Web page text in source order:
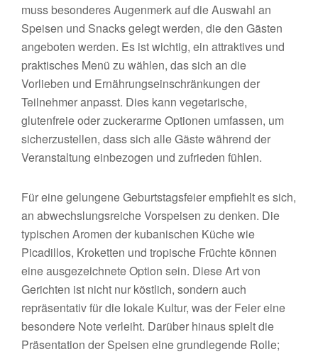
muss besonderes Augenmerk auf die Auswahl an
Speisen und Snacks gelegt werden, die den Gästen
angeboten werden. Es ist wichtig, ein attraktives und
praktisches Menü zu wählen, das sich an die
Vorlieben und Ernährungseinschränkungen der
Teilnehmer anpasst. Dies kann vegetarische,
glutenfreie oder zuckerarme Optionen umfassen, um
sicherzustellen, dass sich alle Gäste während der
Veranstaltung einbezogen und zufrieden fühlen.
Für eine gelungene Geburtstagsfeier empfiehlt es sich,
an abwechslungsreiche Vorspeisen zu denken. Die
typischen Aromen der kubanischen Küche wie
Picadillos, Kroketten und tropische Früchte können
eine ausgezeichnete Option sein. Diese Art von
Gerichten ist nicht nur köstlich, sondern auch
repräsentativ für die lokale Kultur, was der Feier eine
besondere Note verleiht. Darüber hinaus spielt die
Präsentation der Speisen eine grundlegende Rolle;